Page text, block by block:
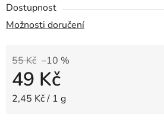
Dostupnost
Možnosti doručení
55 Kč –10 %
49 Kč
Měrná cena:
2,45 Kč / 1 g